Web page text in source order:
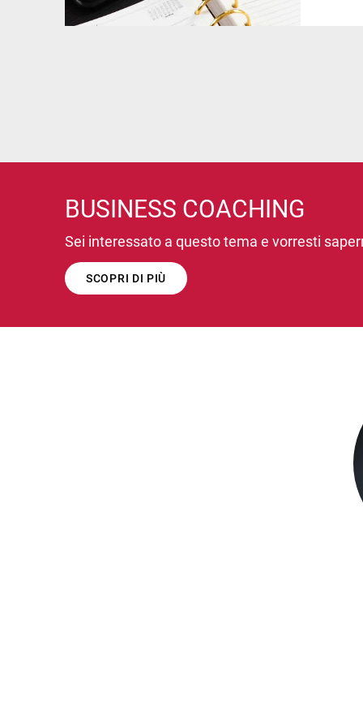
BUSINESS COACHING
Sei interessato a questo tema e vorresti
SCOPRI DI PIÙ